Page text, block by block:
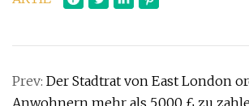
Prev: Der Stadtrat von East London
Anwohnern mehr als 5.000 £ zu